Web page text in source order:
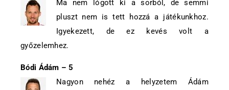
Ma nem lógott ki a sorból, de semmi
pluszt nem is tett hozzá a játékunkhoz.
Igyekezett, de ez kevés volt a
győzelemhez.
Bódi Ádám – 5
Nagyon nehéz a helyzetem Ádám